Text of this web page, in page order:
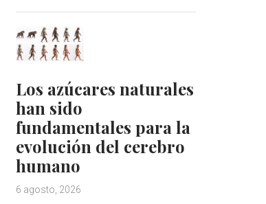
Los azúcares naturales
han sido
fundamentales para la
evolución del cerebro
humano
6 agosto, 2026